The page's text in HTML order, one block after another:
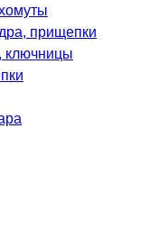
прищепки
ключницы